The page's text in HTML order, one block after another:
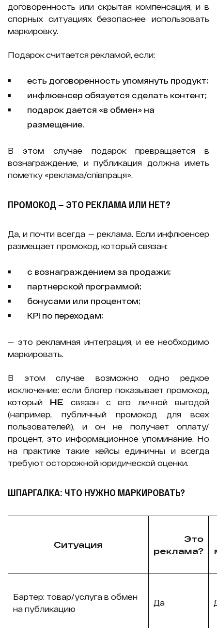
договоренность или скрытая компенсация, и в
спорных ситуациях безопаснее использовать
маркировку.
Подарок считается рекламой, если:
есть договоренность упомянуть продукт;
инфлюенсер обязуется сделать контент;
подарок дается «в обмен» на
размещение.
В этом случае подарок превращается в
вознаграждение, и публикация должна иметь
пометку «реклама/співпраця».
ПРОМОКОД — ЭТО РЕКЛАМА ИЛИ НЕТ?
Да, и почти всегда — реклама. Если инфлюенсер
размещает промокод, который связан:
с вознаграждением за продажи;
партнерской программой;
бонусами или процентом;
KPI по переходам;
— это рекламная интеграция, и ее необходимо
маркировать.
В этом случае возможно одно редкое
исключение: если блогер показывает промокод,
который НЕ связан с его личной выгодой
(например, публичный промокод для всех
пользователей), и он не получает оплату/
процент, это информационное упоминание. Но
на практике такие кейсы единичны и всегда
требуют осторожной юридической оценки.
ШПАРГАЛКА: ЧТО НУЖНО МАРКИРОВАТЬ?
Ситуация
Это
реклама?
Бартер: товар/услуга в обмен
на публикацию
Да